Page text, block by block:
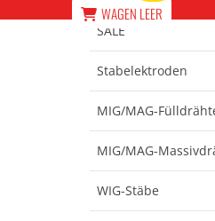
WAGEN LEER
SALE
Stabelektroden
MIG/MAG-
MIG/MAG-
WIG-Stäbe